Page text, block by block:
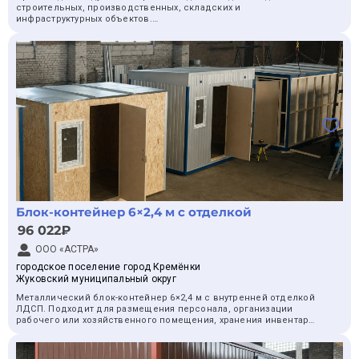
строительных, производственных, складских и
инфраструктурных объектов.
Модульное здание позволяет быстро организовать рабочее
пространство без капитального строительства. Его можно
использовать как офис на объекте, административное
помещение, диспетчерскую или временный рабочий блок.
Возможности исполнения:
— металлический каркас;— утепление с учетом условий
эксплуатации;— внутренняя отделка;— окна и двери;—
электрика и освещение;— отопление и вентиляция;—
разделение на кабинеты и рабочие зоны.
Планировка и комплектация подбираются под количество
сотрудников, условия эксплуатации и требования заказчика.
Доступны типовые и индивидуальные решения.
Итоговая стоимость зависит от площади, планировки,
комплектации и инженерного оснащения. Подготовим расчет
под вашу задачу.
Блок-контейнер 6×2,4 м с отделкой
96 022₽
ООО «АСТРА»
городское поселение город Кремёнки
Жуковский муниципальный округ
Металлический блок-контейнер 6×2,4 м с внутренней отделкой
ЛДСП. Подходит для размещения персонала, организации
рабочего или хозяйственного помещения, хранения инвентаря
Производим блок-контейнеры самостоятельно, контролируем